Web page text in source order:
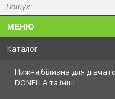
Каталог
Нижня білизна для
DONELLA та інші